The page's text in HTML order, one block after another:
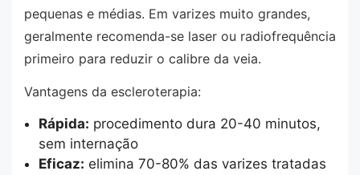
pequenas e médias. Em varizes muito grandes,
geralmente recomenda-se laser ou radiofrequência
primeiro para reduzir o calibre da veia.
Vantagens da escleroterapia:
Rápida: procedimento dura 20-40 minutos,
sem internação
Eficaz: elimina 70-80% das varizes tratadas